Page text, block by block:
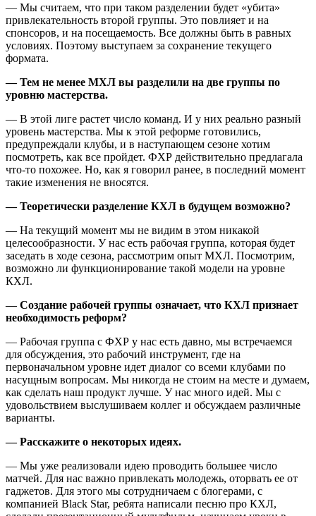
— Мы считаем, что при таком разделении будет «убита»
привлекательность второй группы. Это повлияет и на
спонсоров, и на посещаемость. Все должны быть в равных
условиях. Поэтому выступаем за сохранение текущего
формата.
— Тем не менее МХЛ вы разделили на две группы по
уровню мастерства.
— В этой лиге растет число команд. И у них реально разный
уровень мастерства. Мы к этой реформе готовились,
предупреждали клубы, и в наступающем сезоне хотим
посмотреть, как все пройдет. ФХР действительно предлагала
что-то похожее. Но, как я говорил ранее, в последний момент
такие изменения не вносятся.
— Теоретически разделение КХЛ в будущем возможно?
— На текущий момент мы не видим в этом никакой
целесообразности. У нас есть рабочая группа, которая будет
заседать в ходе сезона, рассмотрим опыт МХЛ. Посмотрим,
возможно ли функционирование такой модели на уровне
КХЛ.
— Создание рабочей группы означает, что КХЛ признает
необходимость реформ?
— Рабочая группа с ФХР у нас есть давно, мы встречаемся
для обсуждения, это рабочий инструмент, где на
первоначальном уровне идет диалог со всеми клубами по
насущным вопросам. Мы никогда не стоим на месте и думаем,
как сделать наш продукт лучше. У нас много идей. Мы с
удовольствием выслушиваем коллег и обсуждаем различные
варианты.
— Расскажите о некоторых идеях.
— Мы уже реализовали идею проводить большее число
матчей. Для нас важно привлекать молодежь, оторвать ее от
гаджетов. Для этого мы сотрудничаем с блогерами, с
компанией Black Star, ребята написали песню про КХЛ,